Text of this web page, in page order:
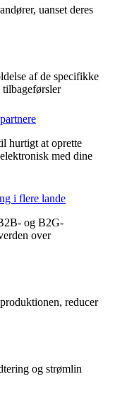
uanset deres
af de specifikke
hurtigt at oprette
med dine
i flere lande
og B2G-
over
reducer
og strømlin